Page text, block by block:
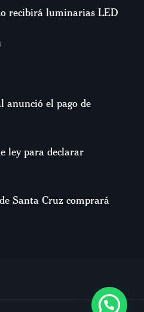
recibirá luminarias LED
anunció el pago de
ley para declarar
Santa Cruz comprará